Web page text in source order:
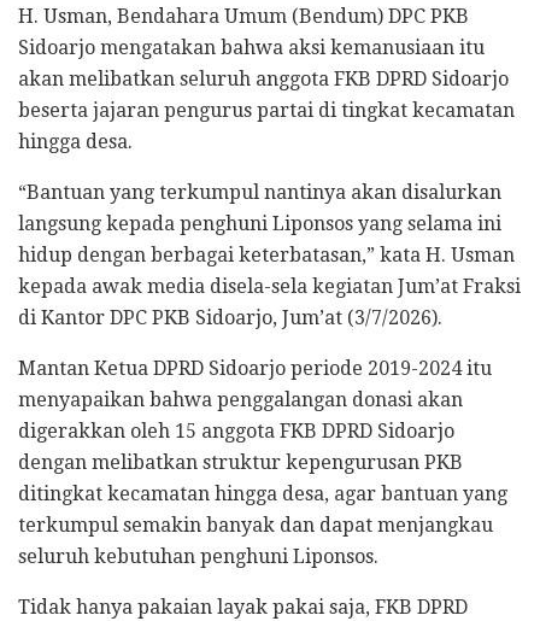
H. Usman, Bendahara Umum (Bendum) DPC PKB
Sidoarjo mengatakan bahwa aksi kemanusiaan itu
akan melibatkan seluruh anggota FKB DPRD Sidoarjo
beserta jajaran pengurus partai di tingkat kecamatan
hingga desa.
“Bantuan yang terkumpul nantinya akan disalurkan
langsung kepada penghuni Liponsos yang selama ini
hidup dengan berbagai keterbatasan,” kata H. Usman
kepada awak media disela-sela kegiatan Jum’at Fraksi
di Kantor DPC PKB Sidoarjo, Jum’at (3/7/2026).
Mantan Ketua DPRD Sidoarjo periode 2019-2024 itu
menyapaikan bahwa penggalangan donasi akan
digerakkan oleh 15 anggota FKB DPRD Sidoarjo
dengan melibatkan struktur kepengurusan PKB
ditingkat kecamatan hingga desa, agar bantuan yang
terkumpul semakin banyak dan dapat menjangkau
seluruh kebutuhan penghuni Liponsos.
Tidak hanya pakaian layak pakai saja, FKB DPRD